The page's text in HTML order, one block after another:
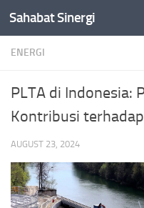
Skip to content
Sahabat Sinergi
ENERGI
PLTA di Indonesia:
Kontribusi
AUGUST 23, 2024